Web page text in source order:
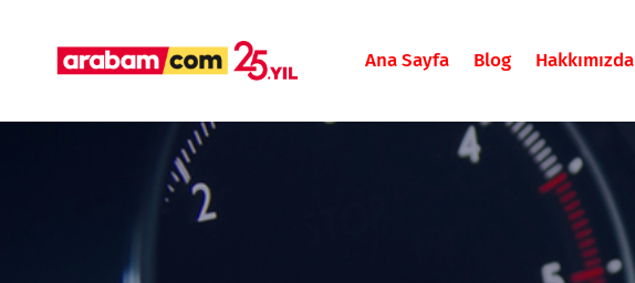
Ana Sayfa Blog Hakkımızda